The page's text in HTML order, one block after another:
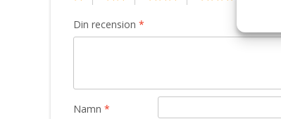
Din recension *
Namn *